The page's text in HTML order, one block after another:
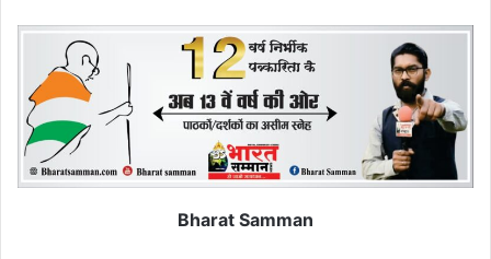
Bharat Samman